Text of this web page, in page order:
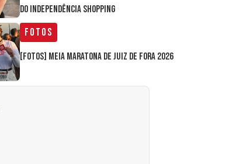
do Independência Shopping
Fotos
[FOTOS] Meia Maratona de Juiz de Fora 2026